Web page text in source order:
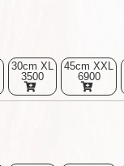
30cm XL
3500
45cm XXL
6900